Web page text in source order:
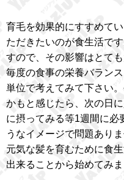
育毛を効果的にすすめて
ただきたいのが食生活で
すので、その影響はとても
毎度の食事の栄養バラン
単位で考えてみて下さい
かもと感じたら、次の日
に摂ってみる等1週間に必
うなイメージで問題ありま
元気な髪を育むために食
出来ることから始めてみま